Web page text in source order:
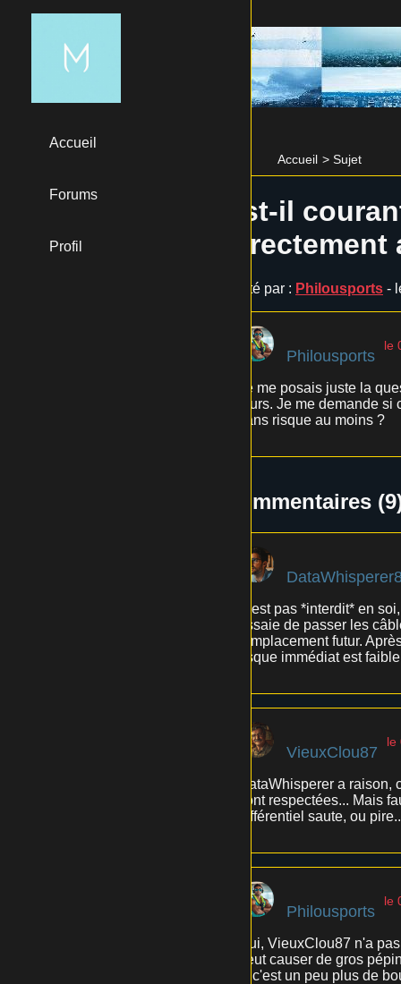
Accueil > Sujet
Accueil
Forums
Profil
Est-il
Posté par : Philousports -
Philousports
le
Je me posais juste la
murs. Je me demande
sans risque au moins ?
Commentaires
C'est pas *interdit* en
essaie de passer les
remplacement futur.
risque immédiat est
VieuxClou87
le
DataWhisperer a
sont respectées... Mais
différentiel saute, ou
Philousports
le
Oui, VieuxClou87 n'a
peut causer de gros
si c'est un peu plus de